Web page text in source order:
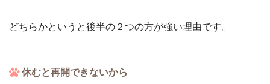
どちらかというと後半の２つの方が強い理由です。
休むと再開できないから